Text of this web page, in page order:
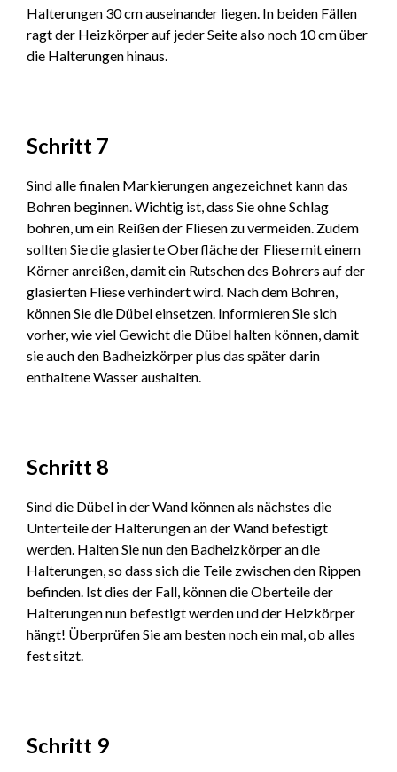
Halterungen 30 cm auseinander liegen. In beiden Fällen
ragt der Heizkörper auf jeder Seite also noch 10 cm über
die Halterungen hinaus.
Schritt 7
Sind alle finalen Markierungen angezeichnet kann das
Bohren beginnen. Wichtig ist, dass Sie ohne Schlag
bohren, um ein Reißen der Fliesen zu vermeiden. Zudem
sollten Sie die glasierte Oberfläche der Fliese mit einem
Körner anreißen, damit ein Rutschen des Bohrers auf der
glasierten Fliese verhindert wird. Nach dem Bohren,
können Sie die Dübel einsetzen. Informieren Sie sich
vorher, wie viel Gewicht die Dübel halten können, damit
sie auch den Badheizkörper plus das später darin
enthaltene Wasser aushalten.
Schritt 8
Sind die Dübel in der Wand können als nächstes die
Unterteile der Halterungen an der Wand befestigt
werden. Halten Sie nun den Badheizkörper an die
Halterungen, so dass sich die Teile zwischen den Rippen
befinden. Ist dies der Fall, können die Oberteile der
Halterungen nun befestigt werden und der Heizkörper
hängt! Überprüfen Sie am besten noch ein mal, ob alles
fest sitzt.
Schritt 9